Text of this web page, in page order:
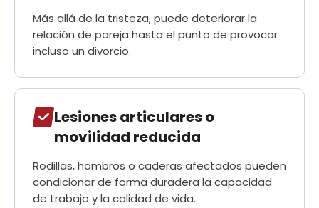
Más allá de la tristeza, puede deteriorar la
relación de pareja hasta el punto de provocar
incluso un divorcio.
Lesiones articulares o
movilidad reducida
Rodillas, hombros o caderas afectados pueden
condicionar de forma duradera la capacidad
de trabajo y la calidad de vida.